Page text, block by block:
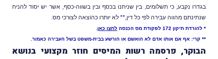
בגדרו נקבע, כי תשלומים, בין שניתנו בכסף ובין בשווה-כסף, אשר יש יסוד להניח
שנתינתם מהווה עבירה לפי כל דין,** לא יוּתרו כהוֹצאה לצורכי מס.
* להורדת תיקון 172 לפקודת מס הכנסה לחצו כאן
** קרי: אף אם אותו אדם לא הואשם או הורשע בבית-משפט בשל העבירה כאמור.
הבוקר, פרסמה רשות המיסים חוזר מקצועי בנושא